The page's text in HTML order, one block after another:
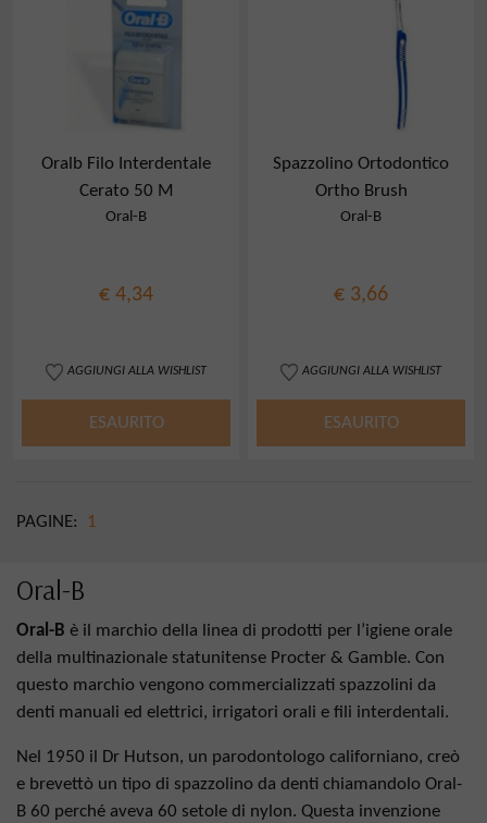
Oralb Filo Interdentale
Cerato 50 M
Oral-B
€ 4,34
AGGIUNGI ALLA WISHLIST
ESAURITO
Spazzolino Ortodontico
Ortho Brush
Oral-B
€ 3,66
AGGIUNGI ALLA WISHLIST
ESAURITO
PAGINE: 1
Oral-B
Oral-B è il marchio della linea di prodotti per l’igiene orale
della multinazionale statunitense Procter & Gamble. Con
questo marchio vengono commercializzati spazzolini da
denti manuali ed elettrici, irrigatori orali e fili interdentali.
Nel 1950 il Dr Hutson, un parodontologo californiano, creò
e brevettò un tipo di spazzolino da denti chiamandolo Oral-
B 60 perché aveva 60 setole di nylon. Questa invenzione